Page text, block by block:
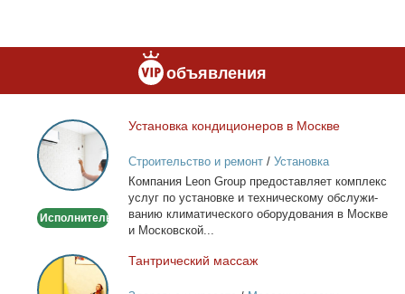
объявления
Установка
кондиционеров
в
Москве
Исполнитель
Уста­нов­ка кон­ди­ци­о­не­ров в Москве
Строительство и ремонт/ Установка
кондиционеров
Ком­па­ния Leon Group предо­став­ля­ет ком­плекс
услуг по уста­нов­ке и тех­ни­че­ско­му об­слу­жи­
ва­нию кли­ма­ти­че­ско­го обо­ру­до­ва­ния в Москве
и Мос­ков­ской...
Тантрический
массаж
Тан­три­че­ский мас­саж